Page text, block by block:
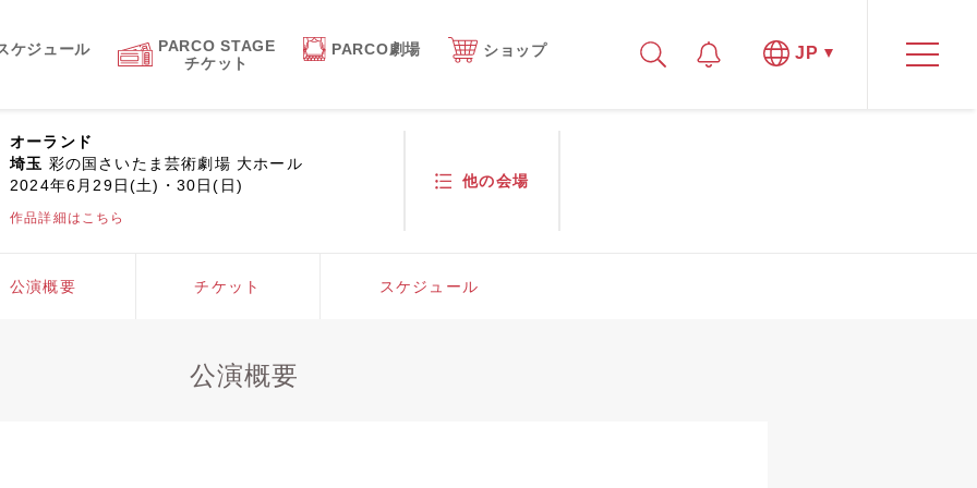
ケジュール
PARCO STAGE
チケット
PARCO劇場 ショップ JP
オーランド
埼玉 彩の国さいたま芸術劇場 大ホール
2024年6月29日(土)・30日(日)
作品詳細はこちら
他の会場
公演概要 チケット スケジュール
公演概要